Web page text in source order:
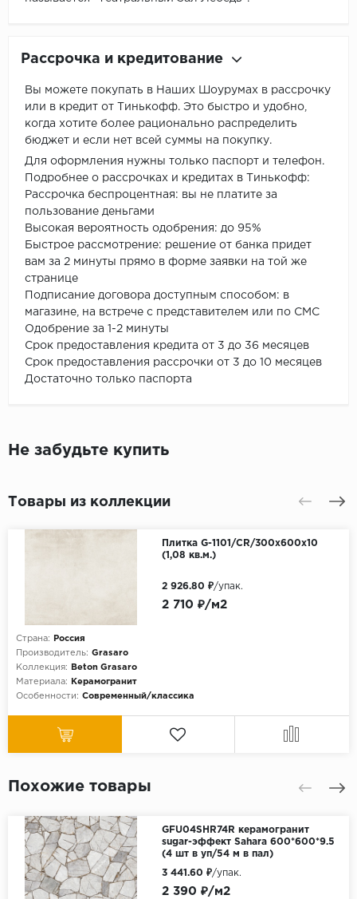
Рассрочка и кредитование
Вы можете покупать в Наших Шоурумах в рассрочку
или в кредит от Тинькофф. Это быстро и удобно,
когда хотите более рационально распределить
бюджет и если нет всей суммы на покупку.
Для оформления нужны только паспорт и телефон.
Подробнее о рассрочках и кредитах в Тинькофф:
Рассрочка беспроцентная: вы не платите за
пользование деньгами
Высокая вероятность одобрения: до 95%
Быстрое рассмотрение: решение от банка придет
вам за 2 минуты прямо в форме заявки на той же
странице
Подписание договора доступным способом: в
магазине, на встрече с представителем или по СМС
Одобрение за 1-2 минуты
Срок предоставления кредита от 3 до 36 месяцев
Срок предоставления рассрочки от 3 до 10 месяцев
Достаточно только паспорта
Не забудьте купить
Товары из коллекции
Плитка G-1101/CR/300х600х10
(1,08 кв.м.)
Страна:
Россия
Производитель: Grasaro
Коллекция:
Beton Grasaro
Материала:
Керамогранит
Особенности: Современный/классика
2 710 ₽/м2
2 926.80 ₽/упак.
Похожие товары
GFU04SHR74R керамогранит
sugar-эффект Sahara 600*600*9.5
(4 шт в уп/54 м в пал)
2 390 ₽/м2
3 441.60 ₽/упак.